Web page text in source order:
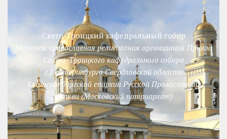
Свято-Троицкий кафедральный собор
Местная православная религиозная организация Приход
Свято-Троицкого кафедрального собора
г.Екатеринбурга Свердловской области
Екатеринбургской епархии Русской Православной
Церкви (Московский патриархат)